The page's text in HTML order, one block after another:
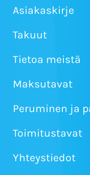
Asiakaskirje
Takuut
Tietoa meistä
Maksutavat
Peruminen ja
Toimitustavat
Yhteystiedot